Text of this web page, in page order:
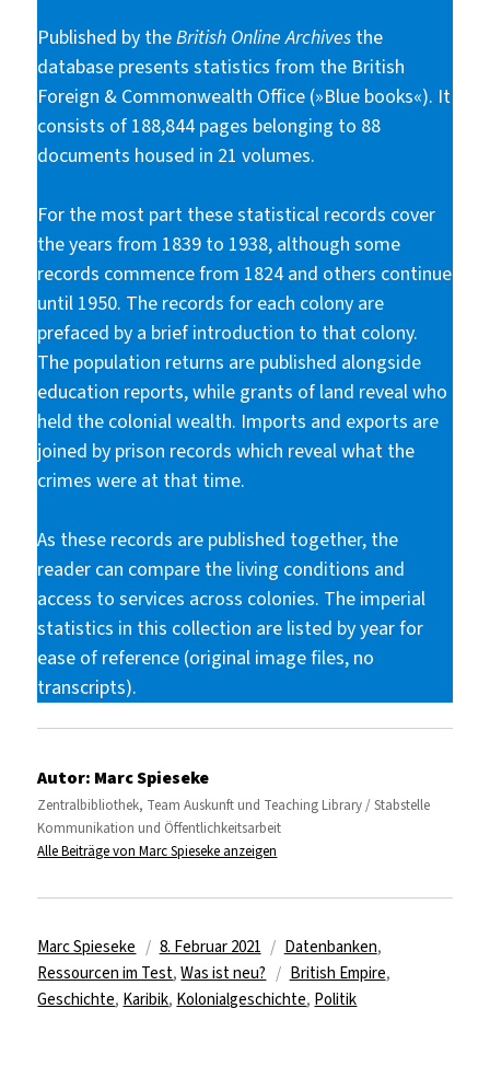
Published by theBritish Online Archives the
database presents statistics from the British
Foreign & Commonwealth Office (»Blue books«). It
consists of 188,844 pages belonging to 88
documents housed in 21 volumes.
For the most part these statistical records cover
the years from 1839 to 1938, although some
records commence from 1824 and others continue
until 1950. The records for each colony are
prefaced by a brief introduction to that colony.
The population returns are published alongside
education reports, while grants of land reveal who
held the colonial wealth. Imports and exports are
joined by prison records which reveal what the
crimes were at that time.
As these records are published together, the
reader can compare the living conditions and
access to services across colonies. The imperial
statistics in this collection are listed by year for
ease of reference (original image files, no
transcripts).
Autor: Marc Spieseke
Zentralbibliothek, Team Auskunft und Teaching Library / Stabstelle
Kommunikation und Öffentlichkeitsarbeit
Alle Beiträge von Marc Spieseke anzeigen
Autor
Marc Spieseke
Veröffentlicht
am
8. Februar 2021 Kategorien
Datenbanken,
Ressourcen im Test,Was ist neu? Schlagwörter
British Empire,
Geschichte, Karibik, Kolonialgeschichte, Politik